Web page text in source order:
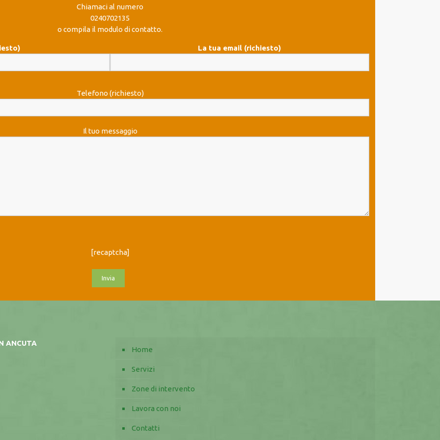
Chiamaci al numero
0240702135
o compila il modulo di contatto.
La tua email (richiesto)
Telefono (richiesto)
Il tuo messaggio
[recaptcha]
ANCUTA
Home
Servizi
Zone di intervento
Lavora con noi
Contatti